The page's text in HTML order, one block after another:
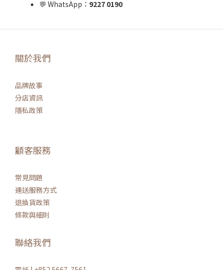
💬 WhatsApp： 9227 0190
關於我們
品牌故事
分店資訊
隱私政策
顧客服務
常見問題
運送服務方式
退換貨政策
條款與細則
聯絡我們